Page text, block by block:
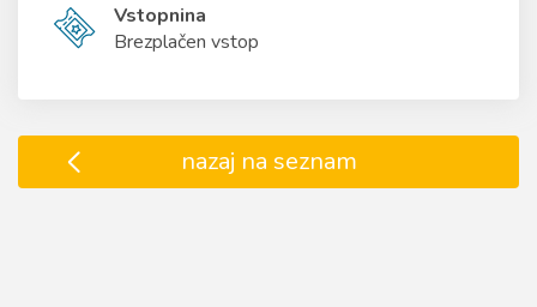
Vstopnina
Brezplačen vstop
nazaj na seznam